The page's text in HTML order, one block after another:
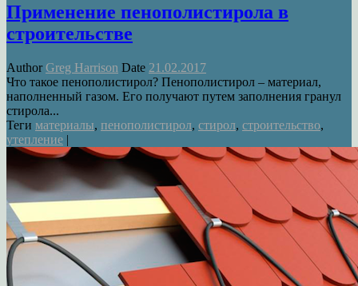
Применение пенополистирола в
строительстве
AuthorGreg Harrison Date 21.02.2017
Что такое пенополистирол? Пенополистирол – материал,
наполненный газом. Его получают путем заполнения гранул
стирола...
Теги материалы, пенополистирол, стирол, строительство,
утепление |